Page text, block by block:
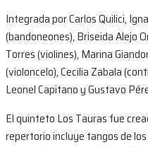
Integrada por Carlos Quilici,
(bandoneones), Briseida Alejo
Torres (violines), Marina
(violoncelo), Cecilia Zabala
Leonel Capitano y Gustavo
El quinteto Los Tauras fue
repertorio incluye tangos de